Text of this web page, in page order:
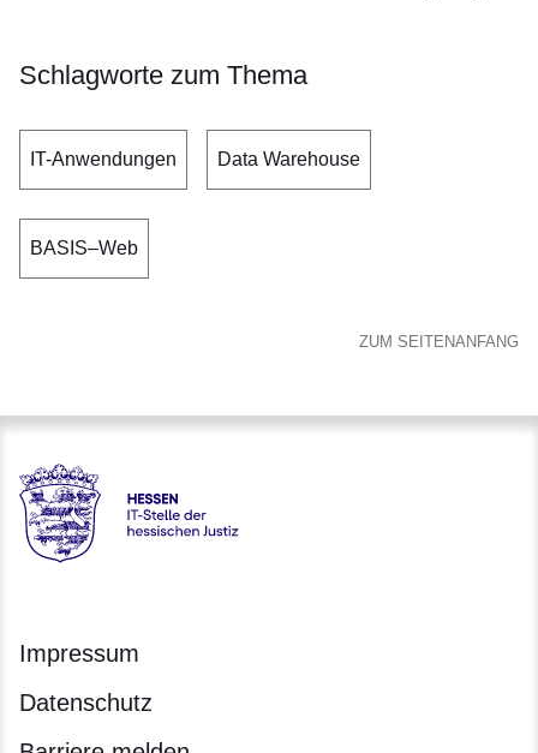
Schlagworte zum Thema
IT-Anwendungen Data Warehouse
BASIS–Web
ZUM SEITENANFANG
Hessen - IT-Stelle der hessischen Justiz
Impressum
Datenschutz